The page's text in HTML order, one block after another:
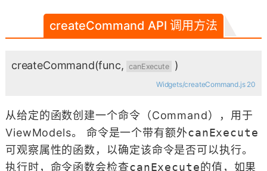
createCommand API 调用方法
createCommand(func, canExecute )
Widgets/createCommand.js 20
从给定的函数创建一个命令（Command），用于
ViewModels。 命令是一个带有额外canExecute
可观察属性的函数，以确定该命令是否可以执行。
执行时，命令函数会检查canExecute的值，如果